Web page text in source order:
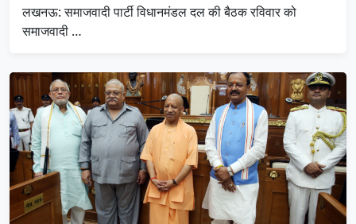
लखनऊ: समाजवादी पार्टी विधानमंडल दल की बैठक रविवार को
समाजवादी …